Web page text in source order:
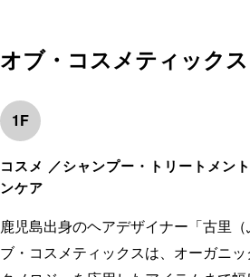
オブ・コスメティックス
1F
コスメ ／シャンプー・トリートメン
ンケア
鹿児島出身のヘアデザイナー「古里
ブ・コスメティックスは、オーガニ